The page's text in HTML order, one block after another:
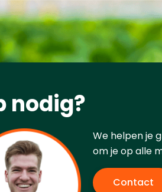
nodig?
We helpen je
om je op alle
Contact